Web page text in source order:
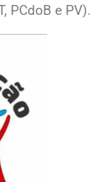
PCdoB e PV).